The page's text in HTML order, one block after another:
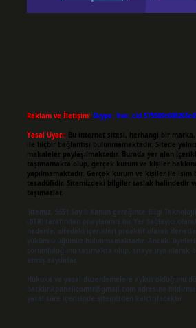
Reklam ve İletişim: Skype:
Yasal Uyarı: Bu internet sitesi, herhangi bir marka,
ile hiçbir bağlantısı bulunmamaktadır. Sitede
makaleler paylaşılmaktadır. Burada yer alan
taşımamakta olup, gerçek kurum ve kişiler
yapılmamaktadır. Gerçek kurum ve kişiler ile
tesadüfidir. Sitemizdeki bilgiler taslak halindedir
taşımazlar.
Sitemiz, 5651 Sayılı Kanun gereğince Bilgi
(BTK) tarafından onaylanmış bir Yer Sağlayıcı
nedenle, sitedeki içerikleri proaktif olarak
yükümlülüğümüz bulunmamaktadır. Ancak,
sorumluluğunu taşımakta olup, siteye üye olarak
etmiş sayılırlar.
Hukuka ve yasal düzenlemelere aykırı olduğunu
backlinkpanelicomtr@gmail.com
adresine
yasal süre içerisinde sitemizden kaldırılacaktır.